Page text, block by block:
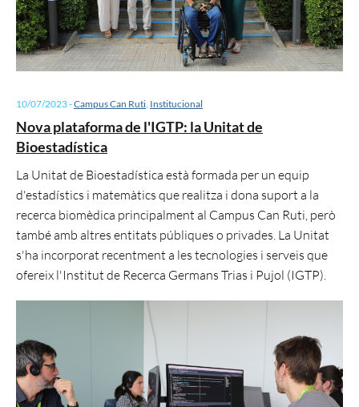
10/07/2023-Campus Can Ruti Institucional
Nova plataforma de l'IGTP: la Unitat de
Bioestadística
La Unitat de Bioestadística està formada per un equip
d'estadístics i matemàtics que realitza i dona suport a la
recerca biomèdica principalment al Campus Can Ruti, però
també amb altres entitats públiques o privades. La Unitat
s'ha incorporat recentment a les tecnologies i serveis que
ofereix l'Institut de Recerca Germans Trias i Pujol (IGTP).